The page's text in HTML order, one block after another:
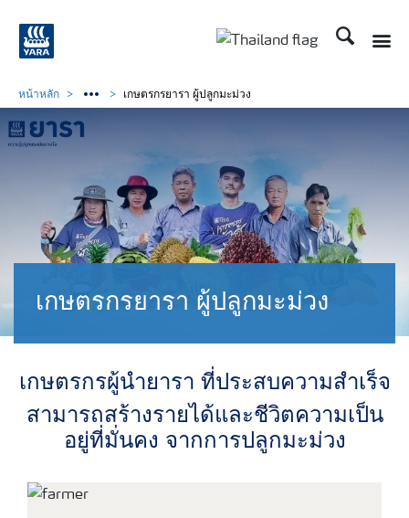
ค้นหา
เกษตรกรยารา ผู้ปลูกมะม่วง
หน้าหลัก เกษตรกรยารา ผู้ปลูกมะม่วง
เกษตรกรผู้นำยารา ที่ประสบความสำเร็จ
สามารถสร้างรายได้และชีวิตความเป็น
อยู่ที่มั่นคง จากการปลูกมะม่วง